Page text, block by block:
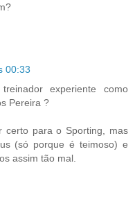
00:33
experiente como
Pereira ?
para o Sporting, mas
(só porque é teimoso) e
assim tão mal.